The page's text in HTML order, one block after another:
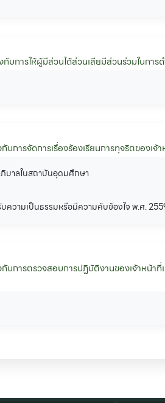
การให้ผู้มีส่วนได้ส่วนเสียมีส่วนร่วมในการ
ารจัดการเรื่องร้องเรียนการทุจริตของเจ้
ภิบาลในสถาบันอุดมศึกษา
ความเป็นธรรมหรือมีความคับข้องใจ พ.ศ.
การตรวจสอบการปฏิบัติงานของเจ้าหน้าที่